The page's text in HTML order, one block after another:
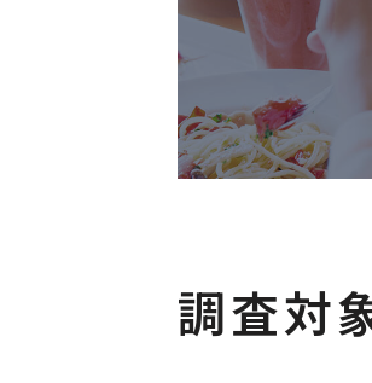
調査対